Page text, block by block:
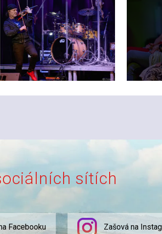
sítích
Facebooku Zašová na